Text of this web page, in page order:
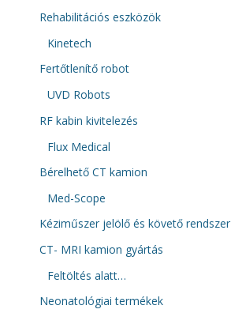
Rehabilitációs eszközök
Kinetech
Fertőtlenítő robot
UVD Robots
RF kabin kivitelezés
Flux Medical
Bérelhető CT kamion
Med-Scope
Kéziműszer jelölő és követő rendszer
CT- MRI kamion gyártás
Feltöltés alatt…
Neonatológiai termékek